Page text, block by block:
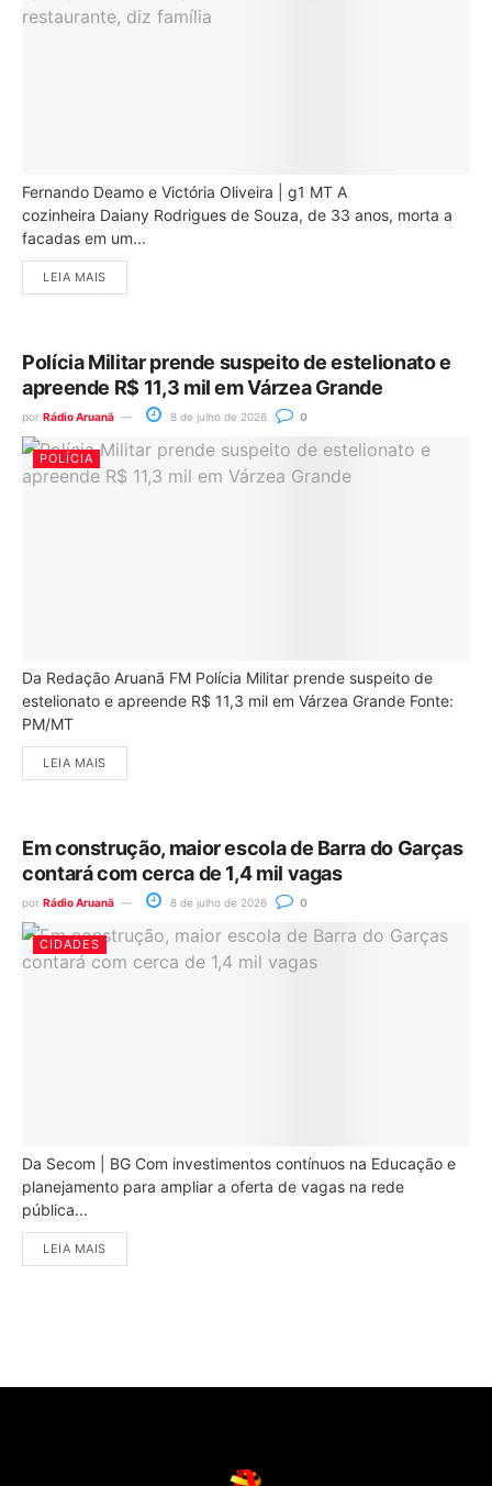
Fernando Deamo e Victória Oliveira | g1 MT A
cozinheira Daiany Rodrigues de Souza, de 33 anos, morta a
facadas em um...
LEIA MAIS
Polícia Militar prende suspeito de estelionato e
apreende R$ 11,3 mil em Várzea Grande
por Rádio Aruanã 8 de julho de 2026 0
POLÍCIA
Da Redação Aruanã FM Polícia Militar prende suspeito de
estelionato e apreende R$ 11,3 mil em Várzea Grande Fonte:
PM/MT
LEIA MAIS
Em construção, maior escola de Barra do Garças
contará com cerca de 1,4 mil vagas
por Rádio Aruanã 8 de julho de 2026 0
CIDADES
Da Secom | BG Com investimentos contínuos na Educação e
planejamento para ampliar a oferta de vagas na rede
pública...
LEIA MAIS